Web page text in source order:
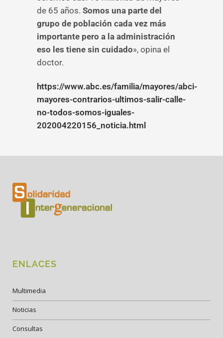
de 65 años. Somos una parte del
grupo de población cada vez más
importante pero a la administración
eso les tiene sin cuidado», opina el
doctor.
https://www.abc.es/familia/mayores/abci-
mayores-contrarios-ultimos-salir-calle-
no-todos-somos-iguales-
202004220156_noticia.html
ENLACES
Multimedia
Noticias
Consultas